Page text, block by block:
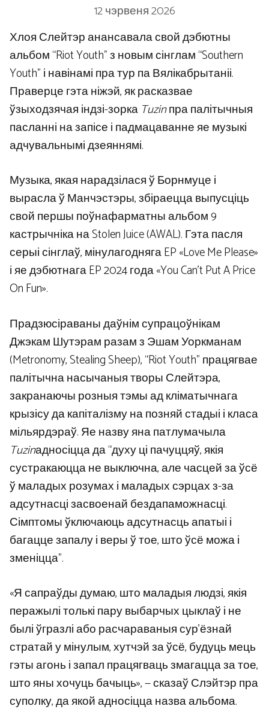
12 чэрвеня 2026
Хлоя Слейтэр анансавала свой дэбютны
альбом “Riot Youth” з новым сінглам “Southern
Youth” і навінамі пра тур па Вялікабрытаніі.
Праверце гэта ніжэй, як расказвае
ўзыходзячая індзі-зорка Tuzinпра палітычныя
пасланні на запісе і падмацаванне яе музыкі
адчувальнымі дзеяннямі.
Музыка, якая нарадзілася ў Борнмуце і
вырасла ў Манчэстэры, збіраецца выпусціць
свой першы поўнафарматны альбом 9
кастрычніка на Stolen Juice (AWAL). Гэта пасля
серыі сінглаў, мінулагодняга EP «Love Me Please»
і яе дэбютнага EP 2024 года «You Can’t Put A Price
On Fun».
Прадзюсіраваны даўнім супрацоўнікам
Джэкам Шутэрам разам з Эшам Уоркманам
(Metronomy, Stealing Sheep), “Riot Youth” працягвае
палітычна насычаныя творы Слейтэра,
закранаючы розныя тэмы ад кліматычнага
крызісу да капіталізму на позняй стадыі і класа
мільярдэраў. Яе назву яна патлумачыла
Tuzinадносіцца да “духу ці пачуццяў, якія
сустракаюцца не выключна, але часцей за ўсё
ў маладых розумах і маладых сэрцах з-за
адсутнасці засвоенай бездапаможнасці.
Сімптомы ўключаюць адсутнасць апатыі і
багацце запалу і веры ў тое, што ўсё можа і
зменіцца”.
«Я сапраўды думаю, што маладыя людзі, якія
перажылі толькі пару выбарчых цыклаў і не
былі ўгразлі або расчараваныя сур’ёзнай
стратай у мінулым, хутчэй за ўсё, будуць мець
гэты агонь і запал працягваць змагацца за тое,
што яны хочуць бачыць», — сказаў Слэйтэр пра
суполку, да якой адносіцца назва альбома.